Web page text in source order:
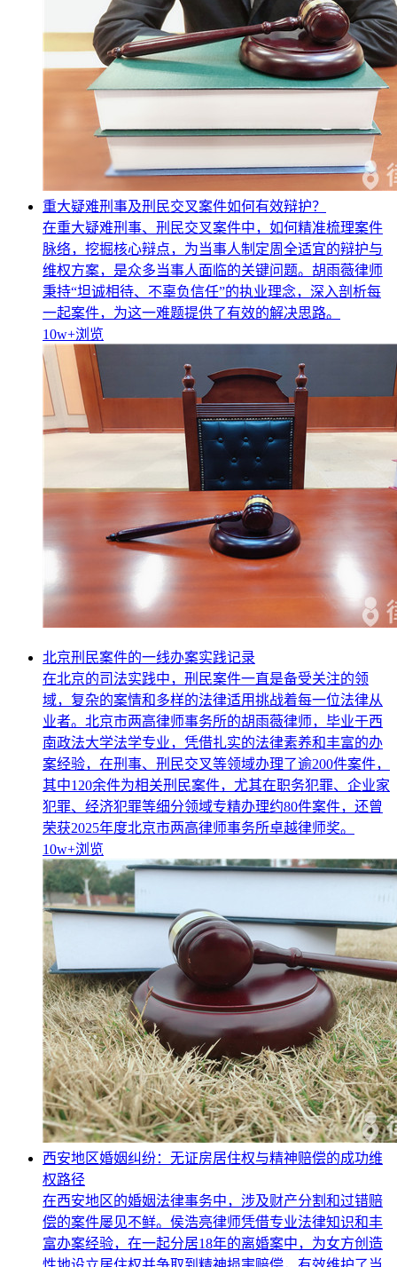
重大疑难刑事及刑民交叉案件如何有效辩护？
在重大疑难刑事、刑民交叉案件中，如何精准梳理案件
脉络，挖掘核心辩点，为当事人制定周全适宜的辩护与
维权方案，是众多当事人面临的关键问题。胡雨薇律师
秉持“坦诚相待、不辜负信任”的执业理念，深入剖析每
一起案件，为这一难题提供了有效的解决思路。
10w+浏览
北京刑民案件的一线办案实践记录
在北京的司法实践中，刑民案件一直是备受关注的领
域，复杂的案情和多样的法律适用挑战着每一位法律从
业者。北京市两高律师事务所的胡雨薇律师，毕业于西
南政法大学法学专业，凭借扎实的法律素养和丰富的办
案经验，在刑事、刑民交叉等领域办理了逾200件案件，
其中120余件为相关刑民案件，尤其在职务犯罪、企业家
犯罪、经济犯罪等细分领域专精办理约80件案件，还曾
荣获2025年度北京市两高律师事务所卓越律师奖。
10w+浏览
西安地区婚姻纠纷：无证房居住权与精神赔偿的成功维
权路径
在西安地区的婚姻法律事务中，涉及财产分割和过错赔
偿的案件屡见不鲜。侯浩亮律师凭借专业法律知识和丰
富办案经验，在一起分居18年的离婚案中，为女方创造